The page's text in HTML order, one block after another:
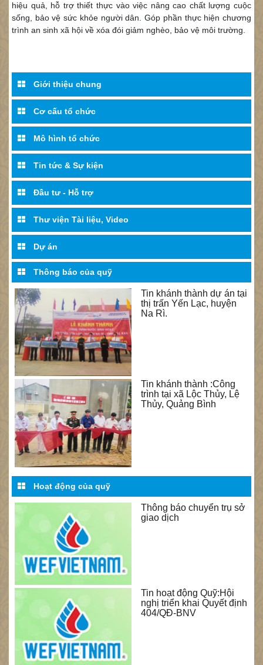
Giới thiệu chung
Cơ cấu tổ chức
Mô hình tổ chức
Tin tức & Sự kiện
Đầu tư - Hỗ trợ
Thư viện Tài liệu, Video
Dự án
Thông báo của quỹ
Tin khánh thành dự án tại
thị trấn Yến Lạc, huyện
Na Rì.
Tin khánh thành :Công
trình tại xã Lộc Thủy, Lệ
Thủy, Quảng Bình
Hoạt động của quỹ
Thông báo chuyển trụ sở
giao dịch
Tin hoạt động Quỹ:Hội
nghị triển khai Quyết định
404/QĐ-BNV
hiệu quả, hỗ trợ thiết thực vào việc nâng cao chất lượng cuộc
sống, bảo vệ sức khỏe người dân. Góp phần thực hiện chương
trình an sinh xã hội về xóa đói giảm nghèo, bảo vệ môi trường.